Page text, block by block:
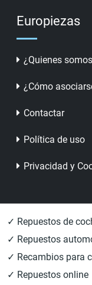
Europiezas
¿Quienes
¿Cómo
Contactar
Política de uso
Privacidad y
✓ Repuestos de
✓ Repuestos
✓ Recambios para
✓ Repuestos online